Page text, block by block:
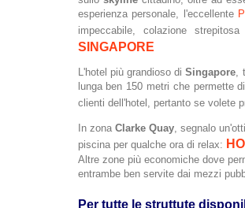
esperienza personale, l'eccellente
impeccabile, colazione
SINGAPORE
L'hotel più grandioso diSingapore,
lunga ben 150 metri che permette
clienti dell'hotel, pertanto se volete
In zona Clarke Quay, segnalo
piscina per qualche ora di relax:
Altre zone più economiche dove
entrambe ben servite dai mezzi
Per tutte le struttute